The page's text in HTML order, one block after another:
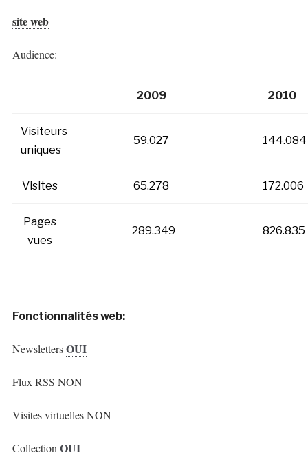
site web
Audience:
2009 2010
Visiteurs
uniques
59.027 144.084
Visites 65.278 172.006
Pages
vues
289.349 826.835
Fonctionnalités web:
NewslettersOUI
Flux RSS NON
Visites virtuelles NON
Collection OUI